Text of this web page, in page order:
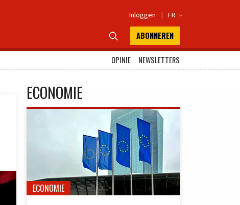
Inloggen | FR 
 ABONNEREN
OPINIE
NEWSLETTERS
ECONOMIE
ECONOMIE